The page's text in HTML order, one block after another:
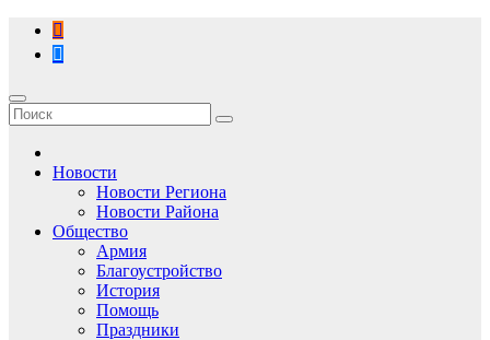
Перейти
содержимому
Новости
Новости Региона
Новости Района
Общество
Армия
Благоустройство
История
Помощь
Праздники